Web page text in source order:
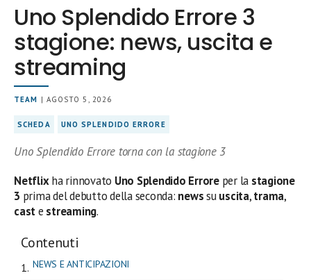
Uno Splendido Errore 3
stagione: news, uscita e
streaming
TEAM | AGOSTO 5, 2026
SCHEDA UNO SPLENDIDO ERRORE
Uno Splendido Errore torna con la stagione 3
Netflixha rinnovato Uno Splendido Erroreper la stagione
3 prima del debutto della seconda: newssuuscita,trama,
caste streaming.
Contenuti
NEWS E ANTICIPAZIONI